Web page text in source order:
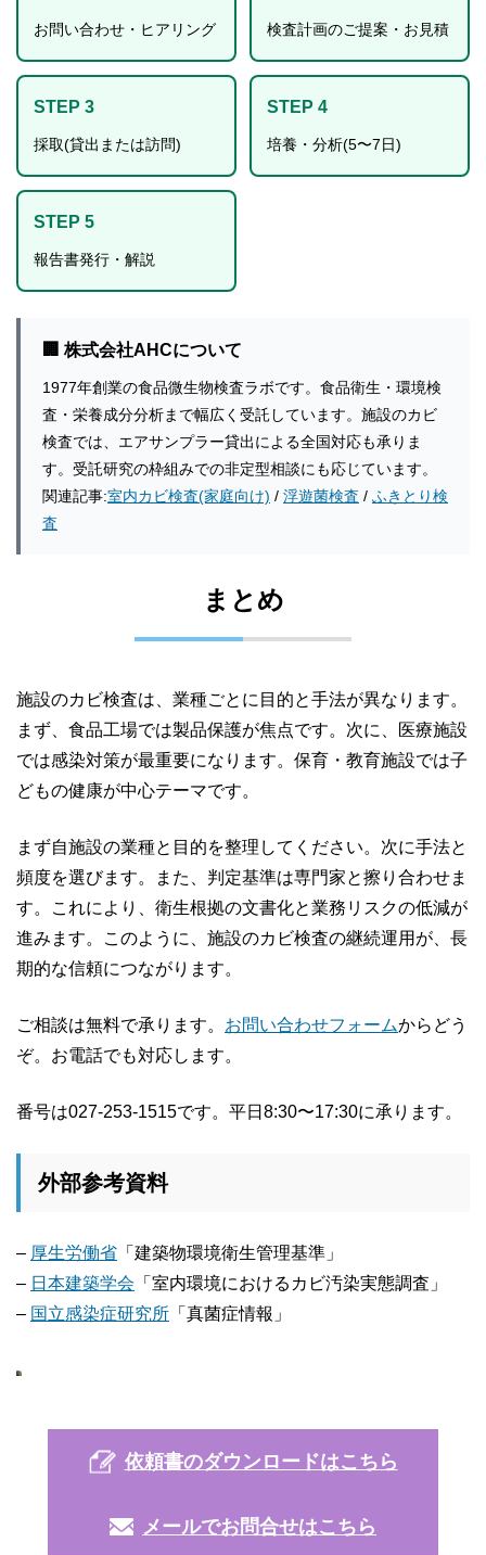
お問い合わせ・ヒアリング 検査計画のご提案・お見積
STEP 3
採取(貸出または訪問)
STEP 4
培養・分析(5〜7日)
STEP 5
報告書発行・解説
🏢 株式会社AHCについて
1977年創業の食品微生物検査ラボです。食品衛生・環境検
査・栄養成分分析まで幅広く受託しています。施設のカビ
検査では、エアサンプラー貸出による全国対応も承りま
す。受託研究の枠組みでの非定型相談にも応じています。
関連記事:室内カビ検査(家庭向け) / 浮遊菌検査 / ふきとり検
査
まとめ
施設のカビ検査は、業種ごとに目的と手法が異なります。
まず、食品工場では製品保護が焦点です。次に、医療施設
では感染対策が最重要になります。保育・教育施設では子
どもの健康が中心テーマです。
まず自施設の業種と目的を整理してください。次に手法と
頻度を選びます。また、判定基準は専門家と擦り合わせま
す。これにより、衛生根拠の文書化と業務リスクの低減が
進みます。このように、施設のカビ検査の継続運用が、長
期的な信頼につながります。
ご相談は無料で承ります。 お問い合わせフォームからどう
ぞ。お電話でも対応します。
番号は027-253-1515です。平日8:30〜17:30に承ります。
外部参考資料
– 厚生労働省 「建築物環境衛生管理基準」
– 日本建築学会 「室内環境におけるカビ汚染実態調査」
– 国立感染症研究所 「真菌症情報」
依頼書のダウンロードはこちら
メールでお問合せはこちら